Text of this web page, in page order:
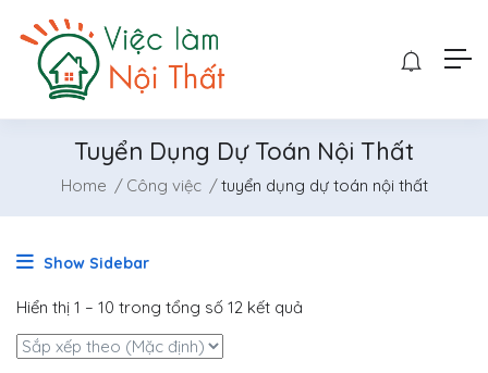
Tuyển Dụng Dự Toán Nội Thất
Home Công việc tuyển dụng dự toán nội thất
Show Sidebar
Hiển thị 1 – 10 trong tổng số 12 kết quả